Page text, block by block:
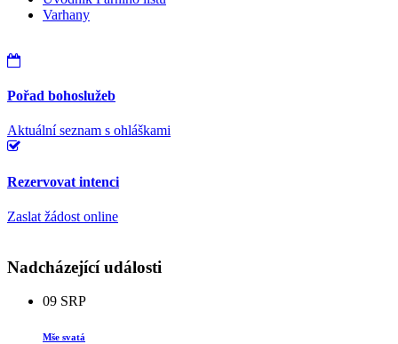
Varhany
Pořad bohoslužeb
Aktuální seznam s ohláškami
Rezervovat intenci
Zaslat žádost online
Nadcházející události
09 SRP
Mše svatá